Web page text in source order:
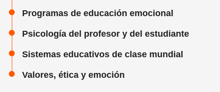
Programas de educación emocional
Psicología del profesor y del estudiante
Sistemas educativos de clase mundial
Valores, ética y emoción